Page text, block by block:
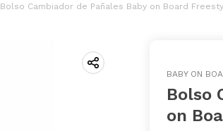
Bolso Cambiador de Pañales Baby on Board
BABY ON
Bolso
on